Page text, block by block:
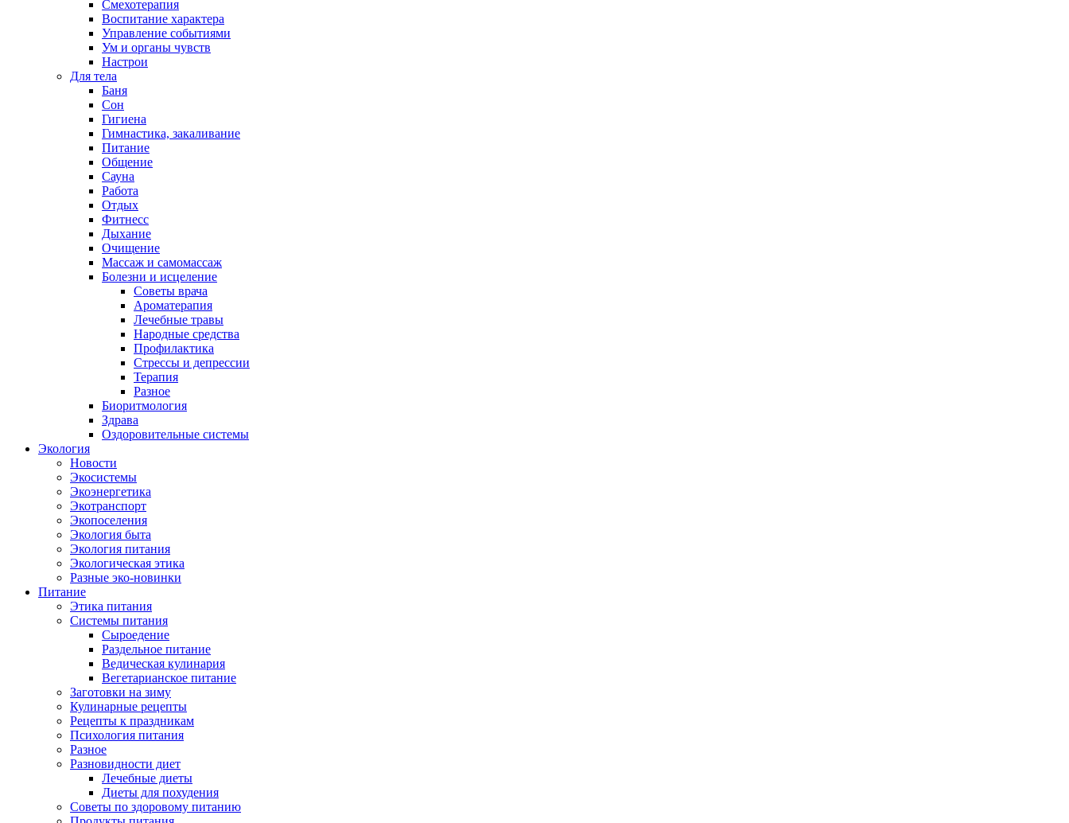
Смехотерапия
Воспитание характера
Управление событиями
Ум и органы чувств
Настрои
Для тела
Баня
Сон
Гигиена
Гимнастика, закаливание
Питание
Общение
Сауна
Работа
Отдых
Фитнесс
Дыхание
Очищение
Массаж и самомассаж
Болезни и исцеление
Советы врача
Ароматерапия
Лечебные травы
Народные средства
Профилактика
Стрессы и депрессии
Терапия
Разное
Биоритмология
Здрава
Оздоровительные системы
Экология
Новости
Экосистемы
Экоэнергетика
Экотранспорт
Экопоселения
Экология быта
Экология питания
Экологическая этика
Разные эко-новинки
Питание
Этика питания
Системы питания
Сыроедение
Раздельное питание
Ведическая кулинария
Вегетарианское питание
Заготовки на зиму
Кулинарные рецепты
Рецепты к праздникам
Психология питания
Разное
Разновидности диет
Лечебные диеты
Диеты для похудения
Советы по здоровому питанию